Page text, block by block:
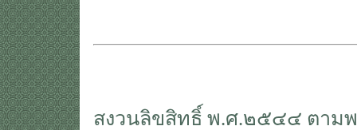
สงวนลิขสิทธิ์ พ.ศ.๒๕๔๔ ตา